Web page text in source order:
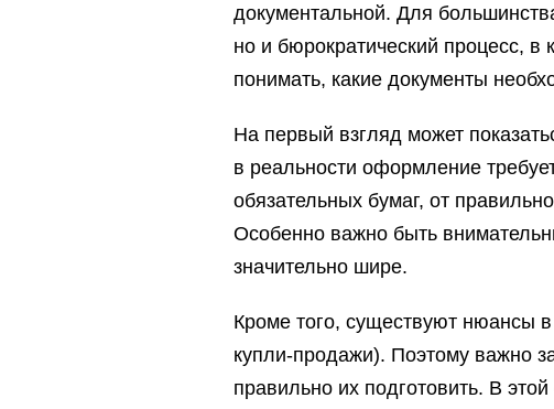
документальной. Для
но и бюрократический процесс, в
понимать, какие документы
На первый взгляд может
в реальности оформление
обязательных бумаг, от
Особенно важно быть
значительно шире.
Кроме того, существуют нюансы
купли-продажи). Поэтому важно
правильно их подготовить. В